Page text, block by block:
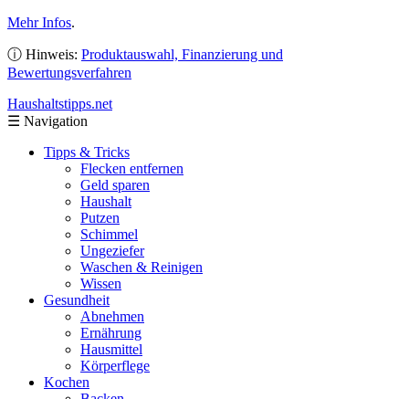
Mehr Infos.
ⓘ Hinweis: Produktauswahl, Finanzierung und
Bewertungsverfahren
Haushaltstipps.net
☰ Navigation
Tipps & Tricks
Flecken entfernen
Geld sparen
Haushalt
Putzen
Schimmel
Ungeziefer
Waschen & Reinigen
Wissen
Gesundheit
Abnehmen
Ernährung
Hausmittel
Körperflege
Kochen